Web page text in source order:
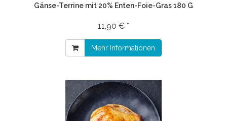
Gänse-Terrine mit 20% Enten-Foie-Gras 180 G
11,90 € *
Mehr Informationen